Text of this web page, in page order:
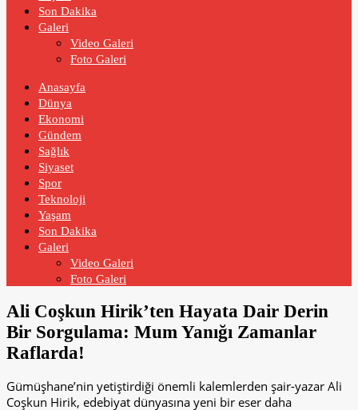
Son Dakika
Galeri
Video Galeri
Foto Galeri
Anasayfa
Dünya
Ekonomi
Gündem
Sağlık
Siyaset
Spor
Teknoloji
Yaşam
Son Dakika
Galeri
Video Galeri
Foto Galeri
Ali Coşkun Hirik’ten Hayata Dair Derin
Bir Sorgulama: Mum Yanığı Zamanlar
Raflarda!
Gümüşhane’nin yetiştirdiği önemli kalemlerden şair-yazar Ali
Coşkun Hirik, edebiyat dünyasına yeni bir eser daha